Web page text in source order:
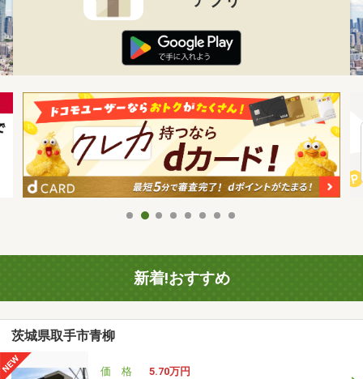
新着!おすすめ
茨城県取手市青柳
価 格
5.70万円